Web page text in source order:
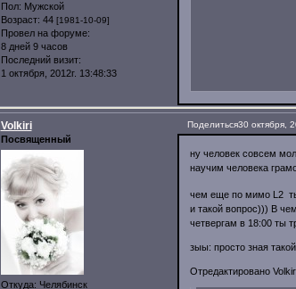
Пол: Мужской
Возраст: 44 [1981-10-09]
Провел на форуме:
8 дней 9 часов
Последний визит:
1 октября, 2012г. 13:48:33
Поделиться30 октября,
Volkiri
Посвященный
Откуда: Челябинск
ну человек совсем
научим человека
чем еще по мимо L2
и такой вопрос))) В
четвергам в 18:00 ты
зыы: просто зная
Отредактировано